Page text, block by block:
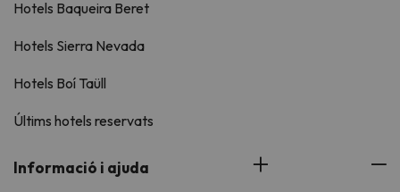
Hotels Baqueira Beret
Hotels Sierra Nevada
Hotels Boí Taüll
Últims hotels reservats
Informació i ajuda